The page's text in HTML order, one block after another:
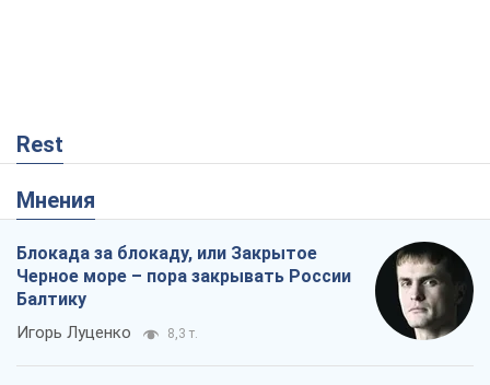
Rest
Мнения
Блокада за блокаду, или Закрытое
Черное море – пора закрывать России
Балтику
Игорь Луценко 8,3 т.